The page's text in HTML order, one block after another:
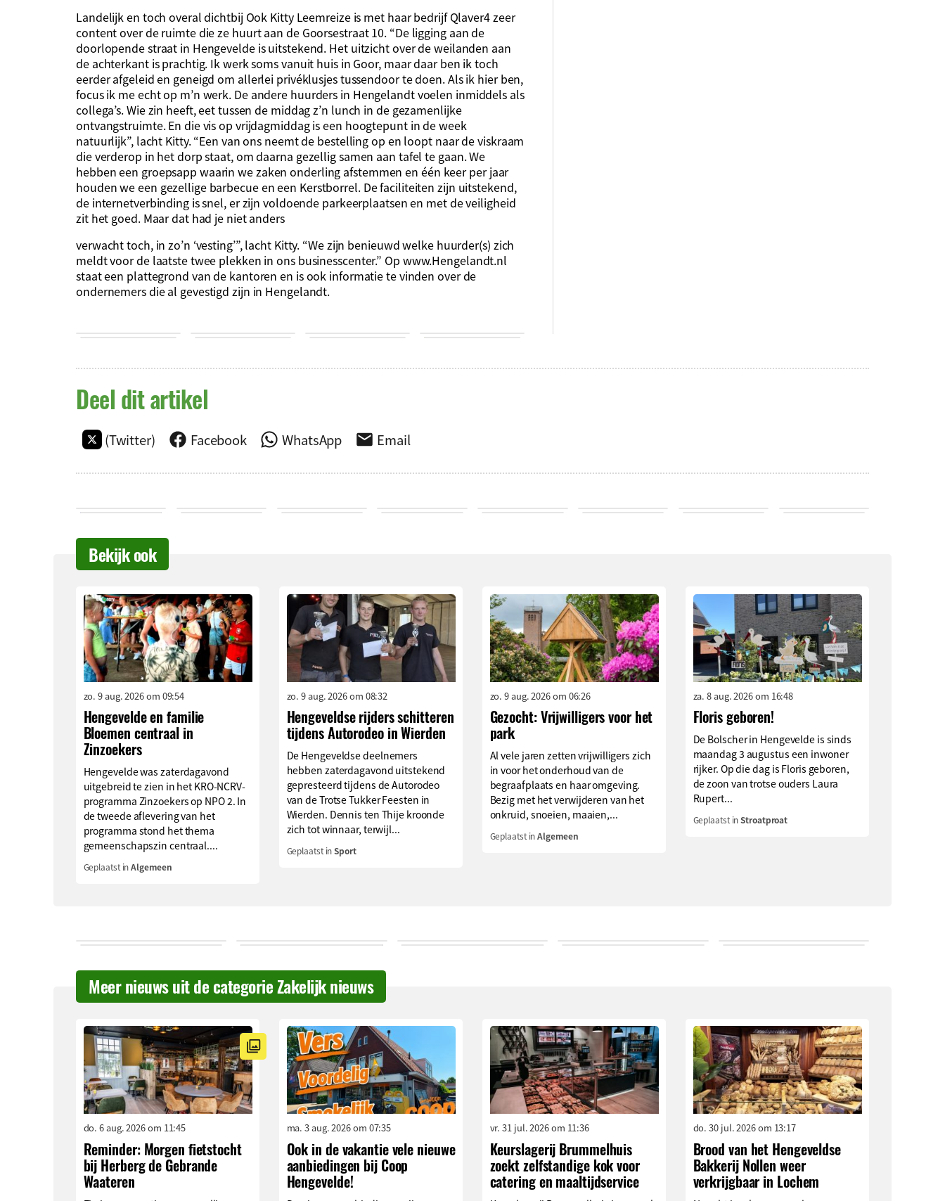
Landelijk en toch overal dichtbij Ook Kitty Leemreize is met haar bedrijf Qlaver4 zeer
content over de ruimte die ze huurt aan de Goorsestraat 10. “De ligging aan de
doorlopende straat in Hengevelde is uitstekend. Het uitzicht over de weilanden aan
de achterkant is prachtig. Ik werk soms vanuit huis in Goor, maar daar ben ik toch
eerder afgeleid en geneigd om allerlei privéklusjes tussendoor te doen. Als ik hier ben,
focus ik me echt op m’n werk. De andere huurders in Hengelandt voelen inmiddels als
collega’s. Wie zin heeft, eet tussen de middag z’n lunch in de gezamenlijke
ontvangstruimte. En die vis op vrijdagmiddag is een hoogtepunt in de week
natuurlijk”, lacht Kitty. “Een van ons neemt de bestelling op en loopt naar de viskraam
die verderop in het dorp staat, om daarna gezellig samen aan tafel te gaan. We
hebben een groepsapp waarin we zaken onderling afstemmen en één keer per jaar
houden we een gezellige barbecue en een Kerstborrel. De faciliteiten zijn uitstekend,
de internetverbinding is snel, er zijn voldoende parkeerplaatsen en met de veiligheid
zit het goed. Maar dat had je niet anders
verwacht toch, in zo’n ‘vesting’”, lacht Kitty. “We zijn benieuwd welke huurder(s) zich
meldt voor de laatste twee plekken in ons businesscenter.” Op www.Hengelandt.nl
staat een plattegrond van de kantoren en is ook informatie te vinden over de
ondernemers die al gevestigd zijn in Hengelandt.
Deel dit artikel
(Twitter) Facebook WhatsApp Email
Bekijk ook
zo. 9 aug. 2026 om 09:54
Hengevelde en familie
Bloemen centraal in
Zinzoekers
Hengevelde was zaterdagavond
uitgebreid te zien in het KRO-NCRV-
programma Zinzoekers op NPO 2. In
de tweede aflevering van het
programma stond het thema
gemeenschapszin centraal....
Geplaatst inAlgemeen
zo. 9 aug. 2026 om 08:32
Hengeveldse rijders schitteren
tijdens Autorodeo in Wierden
De Hengeveldse deelnemers
hebben zaterdagavond uitstekend
gepresteerd tijdens de Autorodeo
van de Trotse Tukker Feesten in
Wierden. Dennis ten Thije kroonde
zich tot winnaar, terwijl...
Geplaatst inSport
zo. 9 aug. 2026 om 06:26
Gezocht: Vrijwilligers voor het
park
Al vele jaren zetten vrijwilligers zich
in voor het onderhoud van de
begraafplaats en haar omgeving.
Bezig met het verwijderen van het
onkruid, snoeien, maaien,...
Geplaatst inAlgemeen
za. 8 aug. 2026 om 16:48
Floris geboren!
De Bolscher in Hengevelde is sinds
maandag 3 augustus een inwoner
rijker. Op die dag is Floris geboren,
de zoon van trotse ouders Laura
Rupert...
Geplaatst inStroatproat
Meer nieuws uit de categorie Zakelijk nieuws
do. 6 aug. 2026 om 11:45
Reminder: Morgen fietstocht
bij Herberg de Gebrande
Waateren
ma. 3 aug. 2026 om 07:35
Ook in de vakantie vele nieuwe
aanbiedingen bij Coop
Hengevelde!
vr. 31 jul. 2026 om 11:36
Keurslagerij Brummelhuis
zoekt zelfstandige kok voor
catering en maaltijdservice
do. 30 jul. 2026 om 13:17
Brood van het Hengeveldse
Bakkerij Nollen weer
verkrijgbaar in Lochem